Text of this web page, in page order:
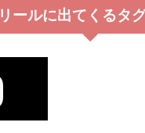
リールに出てくるタ